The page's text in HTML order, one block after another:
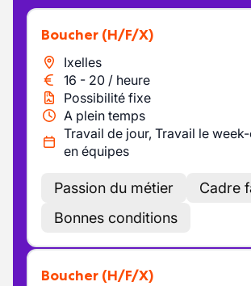
Boucher (H/F/X)
Ixelles
16 - 20 / heure
Possibilité fixe
A plein temps
Travail de jour, Travail le
en équipes
Passion du métier
Cadre
Bonnes conditions
Boucher (H/F/X)